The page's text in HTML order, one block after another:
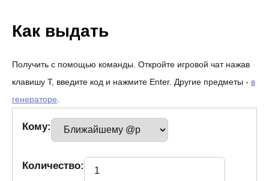
Как выдать
Получить с помощью команды. Откройте игровой чат нажав
клавишу T, введите код и нажмите Enter. Другие предметы - в
генераторе.
Кому:
Количество: